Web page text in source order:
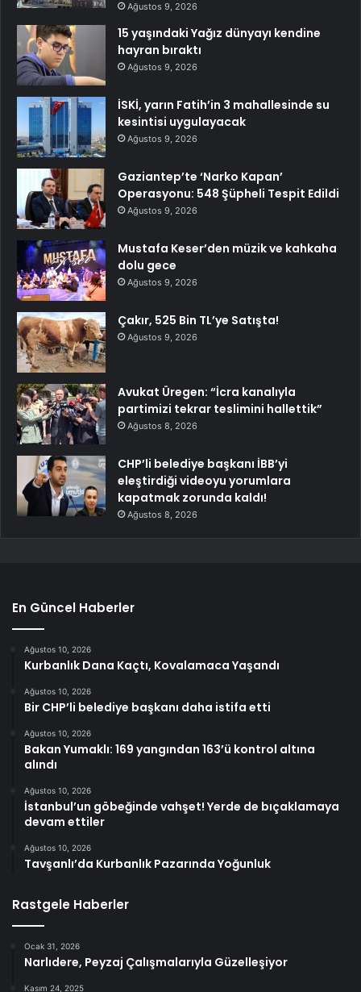
Ağustos 9, 2026
15 yaşındaki Yağız dünyayı kendine
hayran bıraktı
Ağustos 9, 2026
İSKİ, yarın Fatih’in 3 mahallesinde su
kesintisi uygulayacak
Ağustos 9, 2026
Gaziantep’te ‘Narko Kapan’
Operasyonu: 548 Şüpheli Tespit Edildi
Ağustos 9, 2026
Mustafa Keser’den müzik ve kahkaha
dolu gece
Ağustos 9, 2026
Çakır, 525 Bin TL’ye Satışta!
Ağustos 9, 2026
Avukat Üregen: “İcra kanalıyla
partimizi tekrar teslimini hallettik”
Ağustos 8, 2026
CHP’li belediye başkanı İBB’yi
eleştirdiği videoyu yorumlara
kapatmak zorunda kaldı!
Ağustos 8, 2026
En Güncel Haberler
Ağustos 10, 2026
Kurbanlık Dana Kaçtı, Kovalamaca Yaşandı
Ağustos 10, 2026
Bir CHP’li belediye başkanı daha istifa etti
Ağustos 10, 2026
Bakan Yumaklı: 169 yangından 163’ü kontrol altına
alındı
Ağustos 10, 2026
İstanbul’un göbeğinde vahşet! Yerde de bıçaklamaya
devam ettiler
Ağustos 10, 2026
Tavşanlı’da Kurbanlık Pazarında Yoğunluk
Rastgele Haberler
Ocak 31, 2026
Narlıdere, Peyzaj Çalışmalarıyla Güzelleşiyor
Kasım 24, 2025